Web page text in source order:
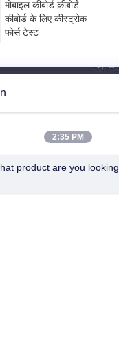
मोबाइल कीबोर्ड कीबोर्ड
कीबोर्ड के लिए कीस्ट्रोक
फोर्स टेस्ट
2:35 PM
product are you looking